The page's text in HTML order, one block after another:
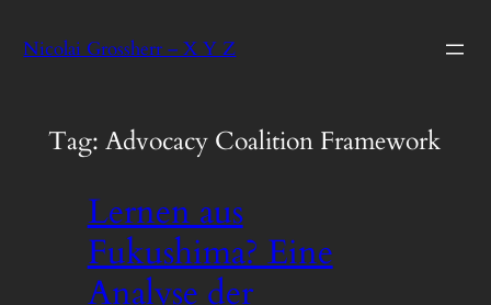
toNicolai Grossherr – X Y Z
Tag: Advocacy Coalition Framework
Lernen aus
Fukushima? Eine
Analyse der